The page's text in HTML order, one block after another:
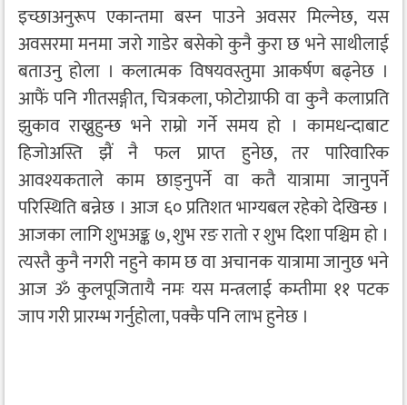
इच्छाअनुरूप एकान्तमा बस्न पाउने अवसर मिल्नेछ, यस
अवसरमा मनमा जरो गाडेर बसेको कुनै कुरा छ भने साथीलाई
बताउनु होला । कलात्मक विषयवस्तुमा आकर्षण बढ्नेछ ।
आफैं पनि गीतसङ्गीत, चित्रकला, फोटोग्राफी वा कुनै कलाप्रति
झुकाव राख्नुहुन्छ भने राम्रो गर्ने समय हो । कामधन्दाबाट
हिजोअस्ति झैं नै फल प्राप्त हुनेछ, तर पारिवारिक
आवश्यकताले काम छाड्नुपर्ने वा कतै यात्रामा जानुपर्ने
परिस्थिति बन्नेछ । आज ६० प्रतिशत भाग्यबल रहेको देखिन्छ ।
आजका लागि शुभअङ्क ७, शुभ रङ रातो र शुभ दिशा पश्चिम हो ।
त्यस्तै कुनै नगरी नहुने काम छ वा अचानक यात्रामा जानुछ भने
आज ॐ कुलपूजितायै नमः यस मन्त्रलाई कम्तीमा ११ पटक
जाप गरी प्रारम्भ गर्नुहोला, पक्कै पनि लाभ हुनेछ ।